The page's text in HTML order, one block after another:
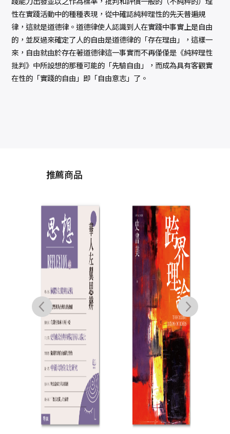
性在實踐活動中的種種表現，從中確認純粹理性的先天普遍規
律，這就是道德律。道德律使人認識到人在實踐中事實上是自由
的，並反過來確定了人的自由是道德律的「存在理由」，這樣一
來，自由就由於存在著道德律這一事實而不再僅僅是《純粹理性
批判》中所設想的那種可能的「先驗自由」，而成為具有客觀實
在性的「實踐的自由」即「自由意志」了。
推薦商品